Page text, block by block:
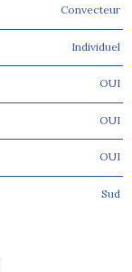
Convecteur
Individuel
OUI
OUI
OUI
Sud